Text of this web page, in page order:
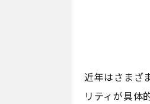
近年はさまざ
リティが具体